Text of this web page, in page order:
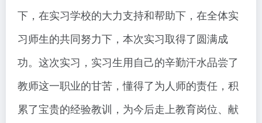
下，在实习学校的大力支持和帮助下，在全体实
习师生的共同努力下，本次实习取得了圆满成
功。这次实习，实习生用自己的辛勤汗水品尝了
教师这一职业的甘苦，懂得了为人师的责任，积
累了宝贵的经验教训，为今后走上教育岗位、献